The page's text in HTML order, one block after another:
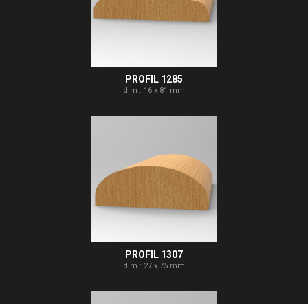
PROFIL 1285
dim : 16 x 81 mm
PROFIL 1307
dim : 27 x 75 mm